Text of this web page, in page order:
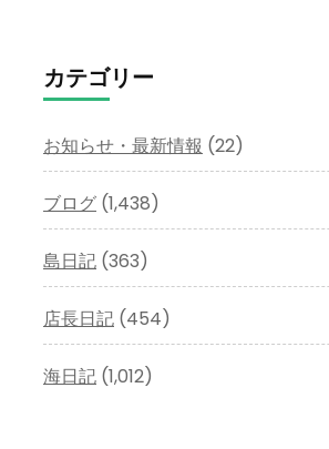
イ
ブ
カテゴリー
お知らせ・最新情報 (22)
ブログ (1,438)
島日記 (363)
店長日記 (454)
海日記 (1,012)